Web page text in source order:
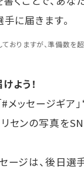
に届きます。
おりますが、準備数を
よう！
メッセージギア
センの写真を
ージは、後日選